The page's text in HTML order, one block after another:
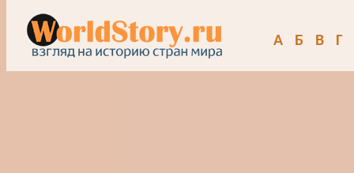
А Б В Г